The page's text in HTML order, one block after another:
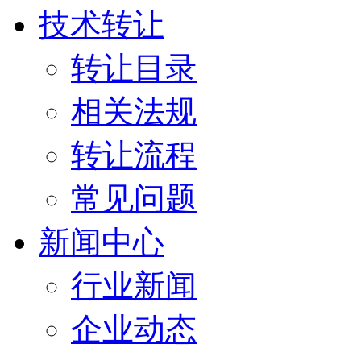
技术转让
转让目录
相关法规
转让流程
常见问题
新闻中心
行业新闻
企业动态